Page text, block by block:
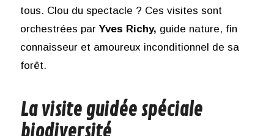
tous. Clou du spectacle ? Ces visites sont
orchestrées parYves Richy, guide nature, fin
connaisseur et amoureux inconditionnel de sa
forêt.
La visite guidée spéciale